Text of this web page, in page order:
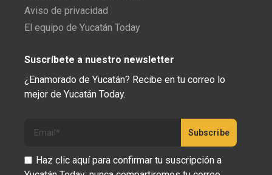
Aviso de privacidad
El equipo de Yucatán Today
Suscríbete a nuestro newsletter
¿Enamorado de Yucatán? Recibe en tu correo lo
mejor de Yucatán Today.
Haz clic aquí para confirmar tu suscripción a